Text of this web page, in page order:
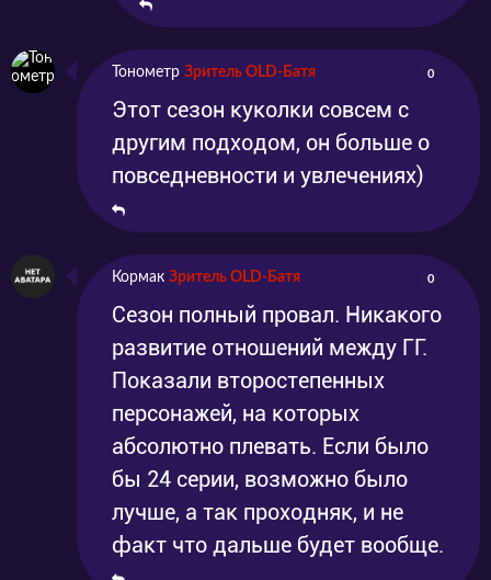
Тонометр Зритель OLD-Батя 0
Этот сезон куколки совсем с
другим подходом, он больше о
повседневности и увлечениях)
Кормак Зритель OLD-Батя 0
Сезон полный провал. Никакого
развитие отношений между ГГ.
Показали второстепенных
персонажей, на которых
абсолютно плевать. Если было
бы 24 серии, возможно было
лучше, а так проходняк, и не
факт что дальше будет вообще.